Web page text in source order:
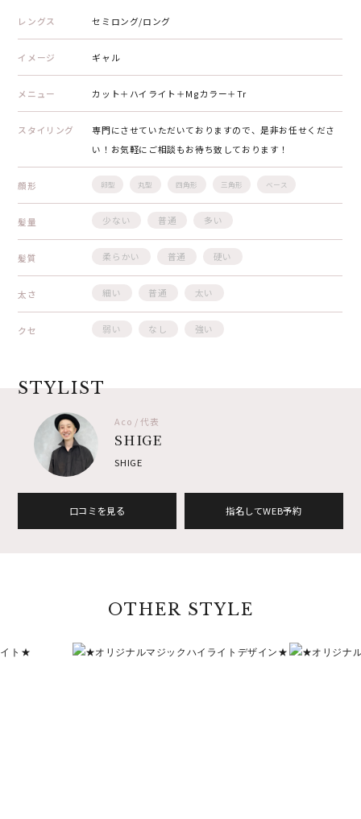
レングス セミロング/ロング
イメージ ギャル
メニュー カット＋ハイライト＋Mgカラー＋Tr
スタイリング
専門にさせていただいておりますので、是非お任せくださ
い！お気軽にご相談もお待ち致しております！
顔形 卵型 丸型 四角形 三角形 ベース
髪量 少ない 普通 多い
髪質 柔らかい 普通 硬い
太さ 細い 普通 太い
クセ 弱い なし 強い
STYLIST
Aco / 代表
SHIGE
SHIGE
口コミを見る 指名してWEB予約
OTHER STYLE